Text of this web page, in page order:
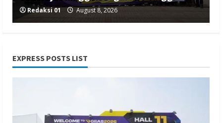
Redaksi 01 August 8, 2026
Migran Saat Taifun dalam Forum FA di
EXPRESS POSTS LIST